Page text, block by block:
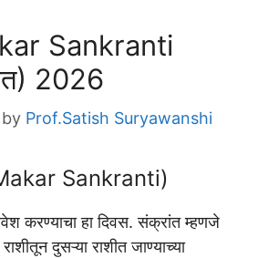
Sankranti
2026
by Prof.Satish Suryawanshi
Sankranti)
करण्याचा हा दिवस. संक्रांत म्हणजे
दुसऱ्या राशीत जाण्याच्या